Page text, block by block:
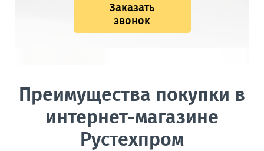
Заказать
звонок
Преимущества покупки в
интернет-магазине
Рустехпром